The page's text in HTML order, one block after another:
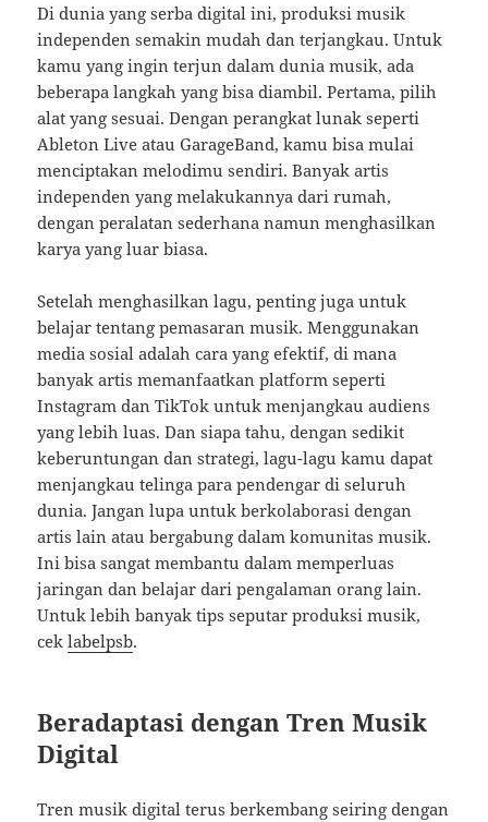
Di dunia yang serba digital ini, produksi musik
independen semakin mudah dan terjangkau. Untuk
kamu yang ingin terjun dalam dunia musik, ada
beberapa langkah yang bisa diambil. Pertama, pilih
alat yang sesuai. Dengan perangkat lunak seperti
Ableton Live atau GarageBand, kamu bisa mulai
menciptakan melodimu sendiri. Banyak artis
independen yang melakukannya dari rumah,
dengan peralatan sederhana namun menghasilkan
karya yang luar biasa.
Setelah menghasilkan lagu, penting juga untuk
belajar tentang pemasaran musik. Menggunakan
media sosial adalah cara yang efektif, di mana
banyak artis memanfaatkan platform seperti
Instagram dan TikTok untuk menjangkau audiens
yang lebih luas. Dan siapa tahu, dengan sedikit
keberuntungan dan strategi, lagu-lagu kamu dapat
menjangkau telinga para pendengar di seluruh
dunia. Jangan lupa untuk berkolaborasi dengan
artis lain atau bergabung dalam komunitas musik.
Ini bisa sangat membantu dalam memperluas
jaringan dan belajar dari pengalaman orang lain.
Untuk lebih banyak tips seputar produksi musik,
ceklabelpsb.
Beradaptasi dengan Tren Musik
Digital
Tren musik digital terus berkembang seiring dengan